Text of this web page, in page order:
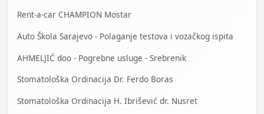
Rent-a-car CHAMPION Mostar
Auto Škola Sarajevo - Polaganje testova i vozačkog ispita
AHMELJIĆ doo - Pogrebne usluge - Srebrenik
Stomatološka Ordinacija Dr. Ferdo Boras
Stomatološka Ordinacija H. Ibrišević dr. Nusret